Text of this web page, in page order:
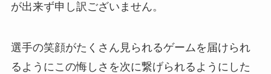
が出来ず申し訳ございません。
選手の笑顔がたくさん見られるゲームを届けられ
るようにこの悔しさを次に繋げられるようにした